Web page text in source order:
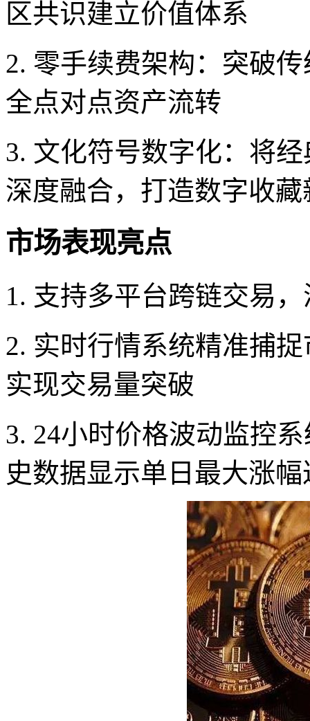
区共识建立价值体系
2. 零手续费架构：突破
全点对点资产流转
3. 文化符号数字化：将
深度融合，打造数字收藏
市场表现亮点
1. 支持多平台跨链交易
2. 实时行情系统精准捕
实现交易量突破
3. 24小时价格波动监控
史数据显示单日最大涨幅